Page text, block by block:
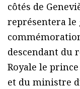
côtés de
représentera le
descendant du
Royale le
et du ministre